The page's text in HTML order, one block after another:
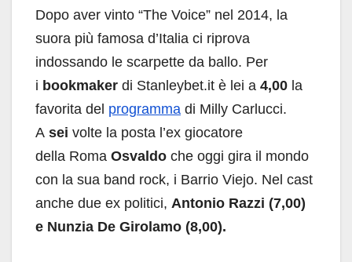
Dopo aver vinto “The Voice” nel 2014, la
suora più famosa d’Italia ci riprova
indossando le scarpette da ballo. Per
i bookmaker di Stanleybet.it è lei a 4,00 la
favorita del programma di Milly Carlucci.
A sei volte la posta l’ex giocatore
della Roma Osvaldo che oggi gira il mondo
con la sua band rock, i Barrio Viejo. Nel cast
anche due ex politici, Antonio Razzi (7,00)
e Nunzia De Girolamo (8,00).